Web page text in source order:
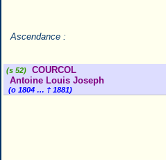
(s 52)
COURCOL
Antoine Louis Joseph
(o 1804 … † 1881)
Ascendance :